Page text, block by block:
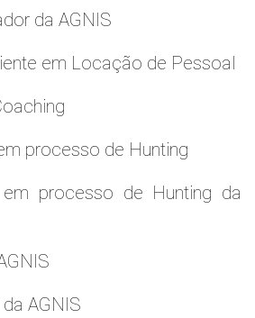
da AGNIS
em Locação de Pessoal
processo de Hunting
processo de Hunting da
AGNIS